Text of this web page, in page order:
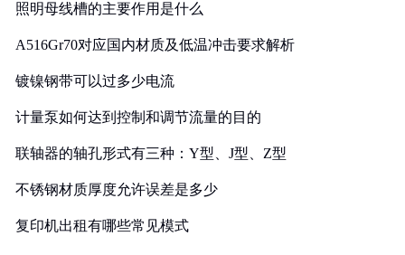
照明母线槽的主要作用是什么
A516Gr70对应国内材质及低温冲击要求解析
镀镍钢带可以过多少电流
计量泵如何达到控制和调节流量的目的
联轴器的轴孔形式有三种：Y型、J型、Z型
不锈钢材质厚度允许误差是多少
复印机出租有哪些常见模式